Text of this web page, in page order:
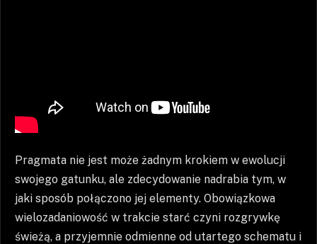
Pragmata nie jest może żadnym krokiem w ewolucji
swojego gatunku, ale zdecydowanie nadrabia tym, w
jaki sposób połączono jej elementy. Obowiązkowa
wielozadaniowość w trakcie starć czyni rozgrywkę
świeżą, a przyjemnie odmienne od utartego schematu i